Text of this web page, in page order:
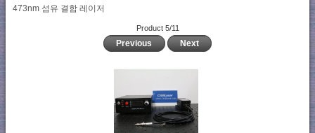
473nm 섬유 결합 레이저
Product 5/11
Previous Next